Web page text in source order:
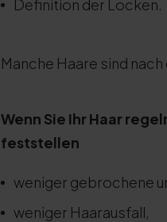
Definition der Locken.
Manche Haare sind
Wenn Sie Ihr Haar
feststellen
weniger gebrochene
weniger Haarausfall,